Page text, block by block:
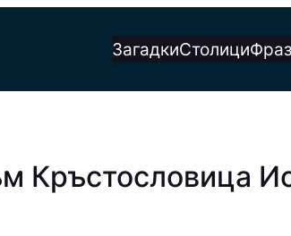
ЗагадкиСтолици
Кръстословица